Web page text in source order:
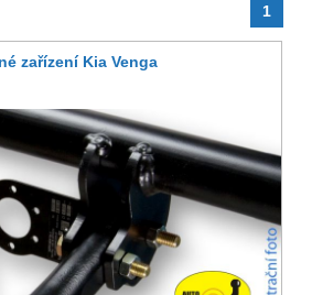
1
zařízení Kia Venga